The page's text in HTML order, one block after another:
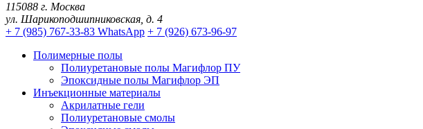
115088 г. Москва
ул. Шарикоподшипниковская, д. 4
+ 7 (985) 767-33-83 WhatsApp + 7 (926) 673-96-97
Полимерные полы
Полиуретановые полы Магифлор ПУ
Эпоксидные полы Магифлор ЭП
Инъекционные материалы
Акрилатные гели
Полиуретановые смолы